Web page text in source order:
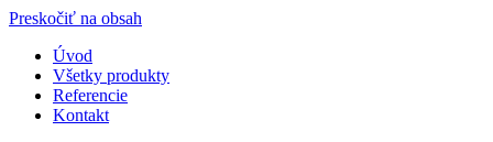
Preskočiť na obsah
Úvod
Všetky produkty
Referencie
Kontakt